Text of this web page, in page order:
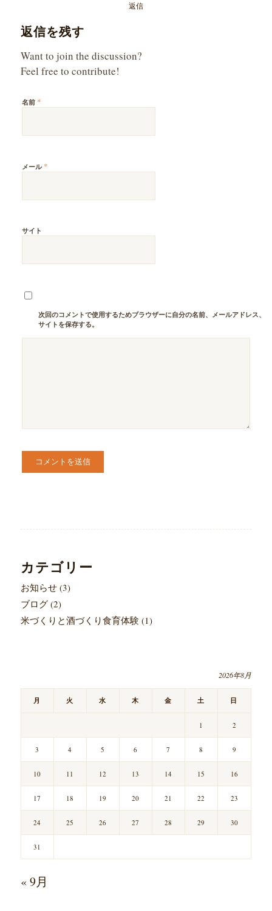
返信
返信を残す
Want to join the discussion?
Feel free to contribute!
名前 *
メール*
サイト
次回のコメントで使用するためブラウザーに自分の名前、メールアドレス、
サイトを保存する。
カテゴリー
お知らせ(3)
ブログ(2)
米づくりと酒づくり食育体験 (1)
2026年8月
月 火 水 木 金 土 日
1 2
3 4 5 6 7 8 9
10 11 12 13 14 15 16
17 18 19 20 21 22 23
24 25 26 27 28 29 30
31
« 9月